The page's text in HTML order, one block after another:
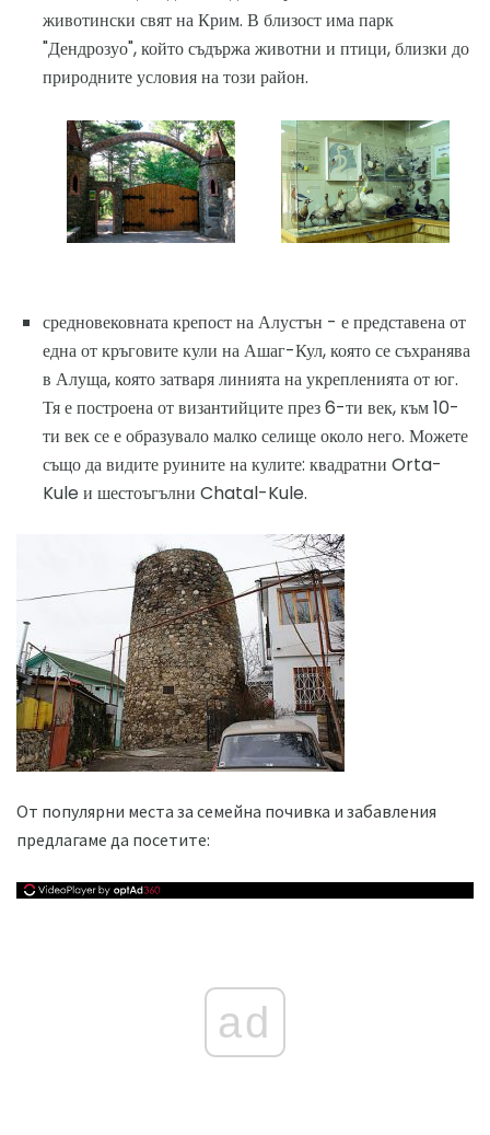
животински свят на Крим. В близост има парк
"Дендрозуо", който съдържа животни и птици, близки до
природните условия на този район.
средновековната крепост на Алустън - е представена от
една от кръговите кули на Ашаг-Кул, която се съхранява
в Алуща, която затваря линията на укрепленията от юг.
Тя е построена от византийците през 6-ти век, към 10-
ти век се е образувало малко селище около него. Можете
също да видите руините на кулите: квадратни Orta-
Kule и шестоъгълни Chatal-Kule.
От популярни места за семейна почивка и забавления
предлагаме да посетите:
ad